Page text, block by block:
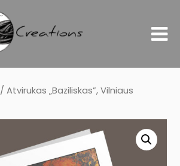
/ Atvirukas „Baziliskas”, Vilniaus